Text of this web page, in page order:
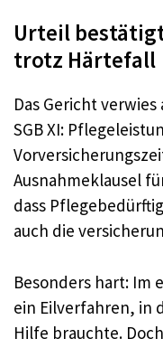
Urteil
trotz Härtefall
Das Gericht
SGB XI:
Ausnahmeklausel
dass
auch die
Besonders hart: Im
ein Eilverfahren, in
Hilfe brauchte.